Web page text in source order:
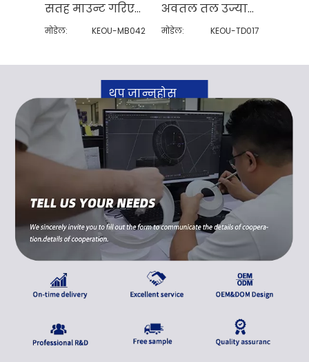
थप जान्नुहोस्
सतह माउन्ट गरिएको स्पट डाउन लाइट
मोडेल: KEOU-MB042
अवतल तल उज्यालो सुकारे लेड डाउन लाइट
मोडेल: KEOU-TD017